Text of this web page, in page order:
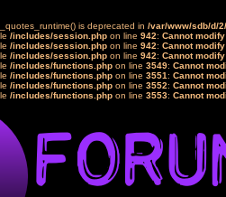
is deprecated in /var/www/sdb/d/
/includes/session.php on line 942: Cannot
/includes/session.php on line 942: Cannot
/includes/session.php on line 942: Cannot
/includes/functions.php on line 3549: Cannot
/includes/functions.php on line 3551: Cannot
/includes/functions.php on line 3552: Cannot
/includes/functions.php on line 3553: Cannot